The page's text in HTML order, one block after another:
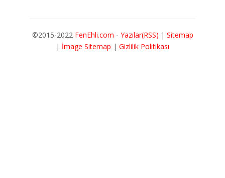
©2015-2022 FenEhli.com - Yazılar(RSS) | Sitemap
| İmage Sitemap | Gizlilik Politikası